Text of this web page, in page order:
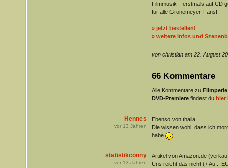
Filmmusik – erstmals auf CD
für alle Grönemeyer-Fans!
» jetzt bestellen!
» weitere Infos und
von christian am 22. August
66 Kommentare
Alle Kommentare zu
DVD-Premierefindest du hier
Hennes
vor 13 Jahren
Ebenso von thalia.
Die wissen wohl, dass ich
habe
statistikconny
vor 13 Jahren
Artikel von Amazon.de
Uns reicht das nicht (+ Au...